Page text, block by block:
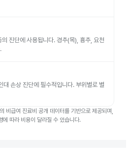
진단에 사용됩니다. 경추(목), 흉추, 요천
대 손상 진단에 필수적입니다. 부위별로 별
비급여 진료비 공개 데이터를 기반으로 제공되며,
따라 비용이 달라질 수 있습니다.